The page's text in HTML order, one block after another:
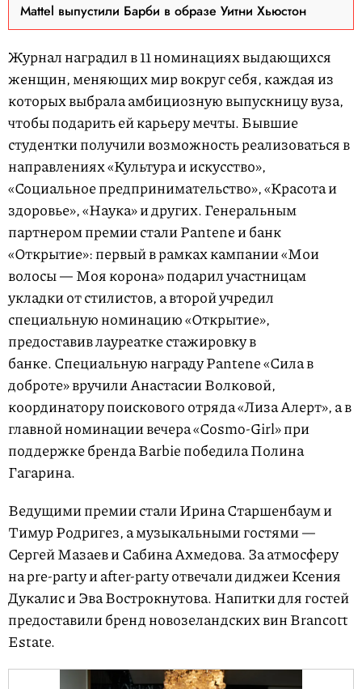
Mattel выпустили Барби в образе Уитни Хьюстон
Журнал наградил в 11 номинациях выдающихся
женщин, меняющих мир вокруг себя, каждая из
которых выбрала амбициозную выпускницу вуза,
чтобы подарить ей карьеру мечты. Бывшие
студентки получили возможность реализоваться в
направлениях «Культура и искусство»,
«Социальное предпринимательство», «Красота и
здоровье», «Наука» и других. Генеральным
партнером премии стали Pantene и банк
«Открытие»: первый в рамках кампании «Мои
волосы — Моя корона» подарил участницам
укладки от стилистов, а второй учредил
специальную номинацию «Открытие»,
предоставив лауреатке стажировку в
банке. Специальную награду Pantene «Сила в
доброте» вручили Анастасии Волковой,
координатору поискового отряда «Лиза Алерт», а в
главной номинации вечера «Сosmo-Girl» при
поддержке бренда Barbie победила Полина
Гагарина.
Ведущими премии стали Ирина Старшенбаум и
Тимур Родригез, а музыкальными гостями —
Сергей Мазаев и Сабина Ахмедова. За атмосферу
на pre-party и after-party отвечали диджеи Ксения
Дукалис и Эва Вострокнутова. Напитки для гостей
предоставили бренд новозеландских вин Brancott
Estate.